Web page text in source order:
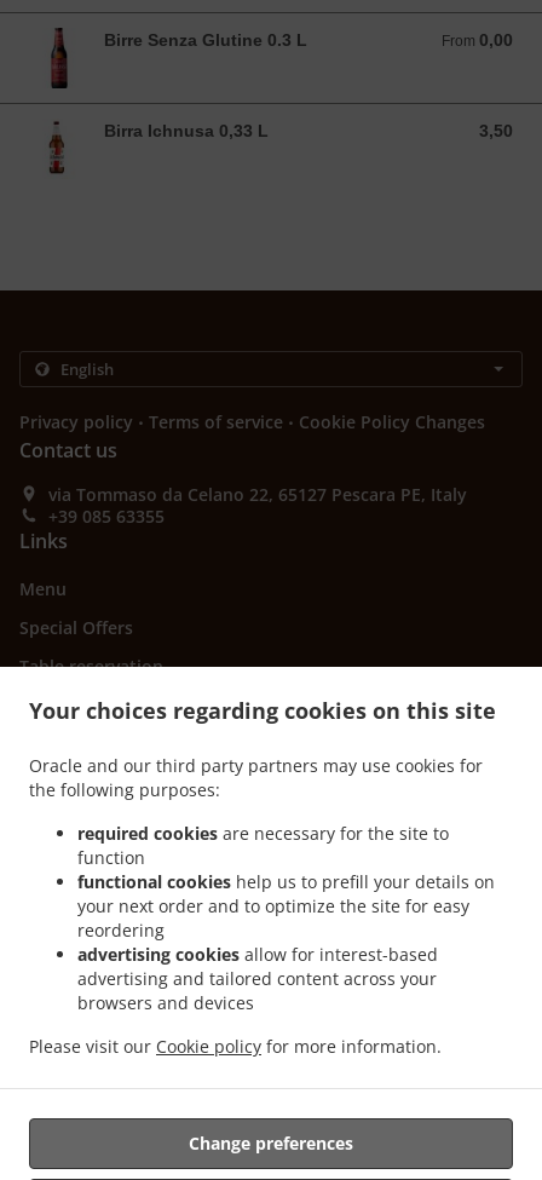
Your choices regarding cookies on this site
Oracle and our third party partners may use cookies for
the following purposes:
required cookies are necessary for the site to
function
functional cookies help us to prefill your details on
your next order and to optimize the site for easy
reordering
advertising cookies allow for interest-based
advertising and tailored content across your
browsers and devices
Please visit our Cookie policy for more information.
Change preferences
Birre Senza Glutine 0.3 L From 0,00
From 0,00 EUR
Birra Ichnusa 0,33 L 3,50
3,50 EUR
Privacy policy . Terms of service . Cookie Policy Changes
Contact us
via Tommaso da Celano 22, 65127 Pescara PE, Italy
+39 085 63355
Links
Menu
Special Offers
Table reservation
Order ahead
ACCEPTED PAYMENT METHODS
Pizza Delivery Pescara . Pizza Delivery Allano
Delivery Francavilla al Mare . Pizza Delivery San Silvestro
Pizza Delivery Villa Raspa